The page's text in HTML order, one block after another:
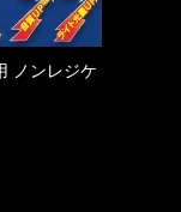
ノンレジケ